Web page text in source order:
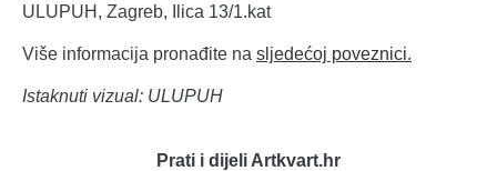
ULUPUH, Zagreb, Ilica 13/1.kat
Više informacija pronađite na sljedećoj poveznici.
Istaknuti vizual: ULUPUH
Prati i dijeli Artkvart.hr